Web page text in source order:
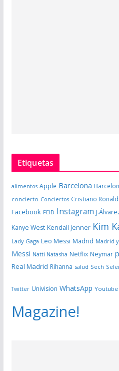
Etiquetas
alimentos Apple Barcelona
concierto Conciertos Cristiano
Facebook FEID Instagram
Kanye West Kendall Jenner Kim
Lady Gaga Leo Messi Madrid Madrid
Messi Natti Natasha Netflix Neymar
Real Madrid Rihanna salud Sech
Twitter Univision WhatsApp Youtube
Magazine!